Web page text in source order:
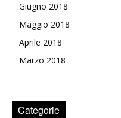
Giugno 2018
Maggio 2018
Aprile 2018
Marzo 2018
Categorie